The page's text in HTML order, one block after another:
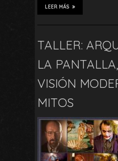
LEER MÁS
TALLER:
LA
VISIÓN
MITOS